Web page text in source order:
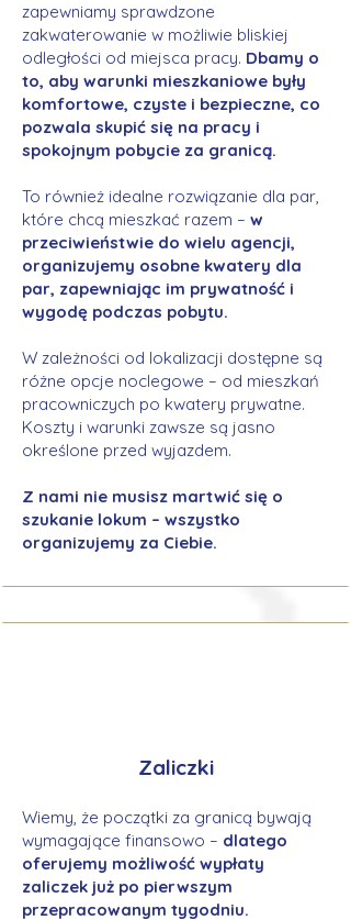
zapewniamy sprawdzone
zakwaterowanie w możliwie bliskiej
odległości od miejsca pracy. Dbamy o
to, aby warunki mieszkaniowe były
komfortowe, czyste i bezpieczne, co
pozwala skupić się na pracy i
spokojnym pobycie za granicą.
To również idealne rozwiązanie dla par,
które chcą mieszkać razem – w
przeciwieństwie do wielu agencji,
organizujemy osobne kwatery dla
par, zapewniając im prywatność i
wygodę podczas pobytu.
W zależności od lokalizacji dostępne są
różne opcje noclegowe – od mieszkań
pracowniczych po kwatery prywatne.
Koszty i warunki zawsze są jasno
określone przed wyjazdem.
Z nami nie musisz martwić się o
szukanie lokum – wszystko
organizujemy za Ciebie.
Zaliczki
Wiemy, że początki za granicą bywają
wymagające finansowo – dlatego
oferujemy możliwość wypłaty
zaliczek już po pierwszym
przepracowanym tygodniu.